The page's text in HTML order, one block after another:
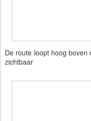
De route loopt hoog boven
zichtbaar